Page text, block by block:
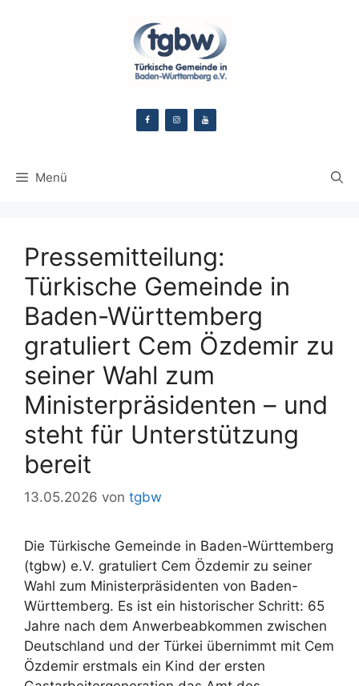
Menü
Pressemitteilung:
Türkische Gemeinde in
Baden-Württemberg
gratuliert Cem Özdemir zu
seiner Wahl zum
Ministerpräsidenten – und
steht für Unterstützung
bereit
13.05.2026 von tgbw
Die Türkische Gemeinde in Baden-Württemberg
(tgbw) e.V. gratuliert Cem Özdemir zu seiner
Wahl zum Ministerpräsidenten von Baden-
Württemberg. Es ist ein historischer Schritt: 65
Jahre nach dem Anwerbeabkommen zwischen
Deutschland und der Türkei übernimmt mit Cem
Özdemir erstmals ein Kind der ersten